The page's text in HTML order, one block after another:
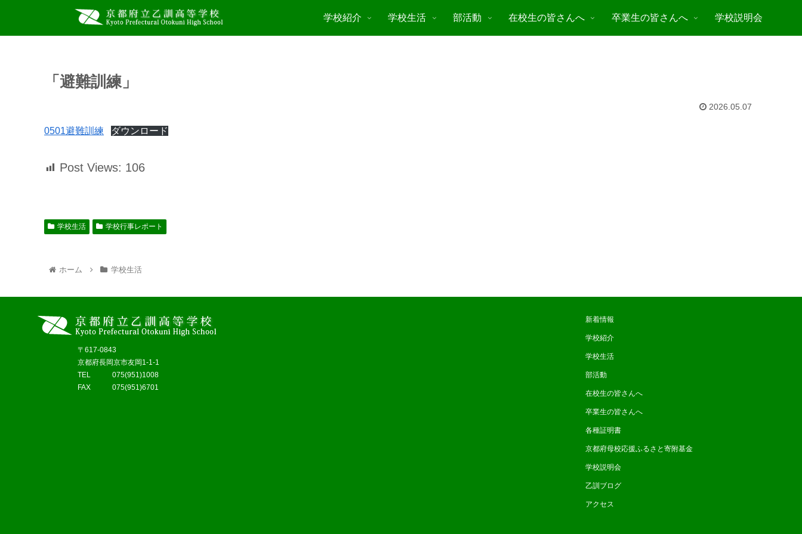
学校紹介 学校生活 部活動 在校生の皆さんへ 卒業生の皆さんへ 学校説明会
「避難訓練」
2026.05.07
0501避難訓練 ダウンロード
Post Views: 106
学校生活 学校行事レポート
ホーム 学校生活
〒617-0843
京都府長岡京市友岡1-1-1
TEL 075(951)1008
FAX 075(951)6701
新着情報
学校紹介
学校生活
部活動
在校生の皆さんへ
卒業生の皆さんへ
各種証明書
京都府母校応援ふるさと寄附基金
学校説明会
乙訓ブログ
アクセス